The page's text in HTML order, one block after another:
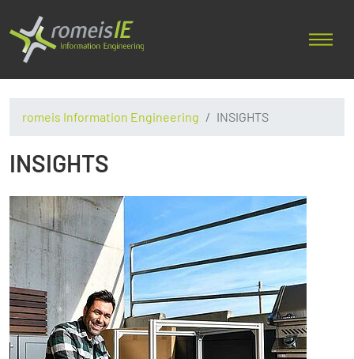
romeis Information Engineering INSIGHTS
INSIGHTS